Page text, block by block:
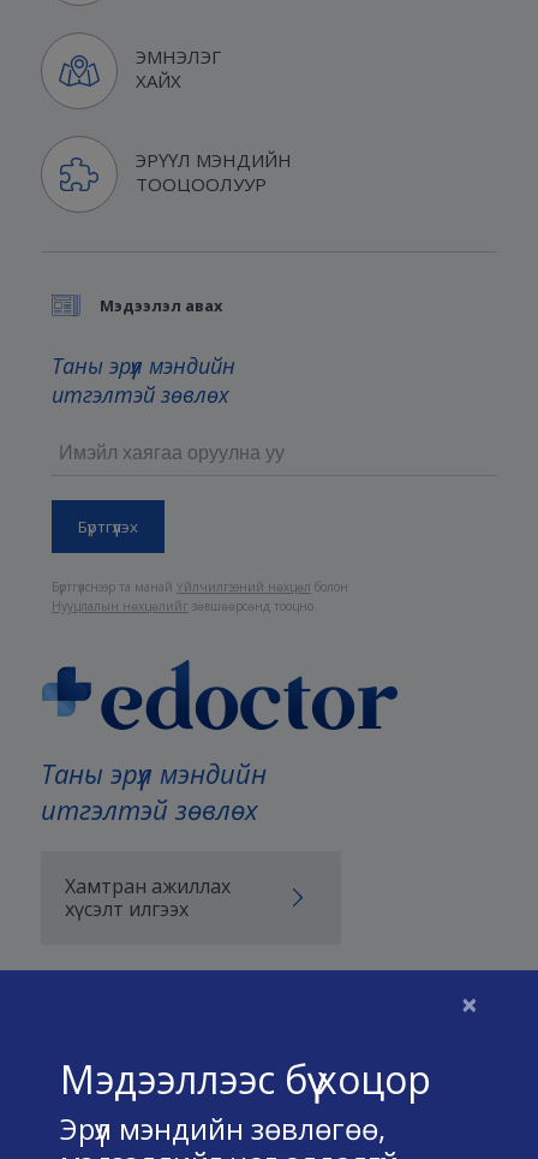
×
Мэдээллээс бүү хоцор
Эрүүл мэндийн зөвлөгөө,
ЭМНЭЛЭГ
ХАЙХ
ЭРҮҮЛ МЭНДИЙН
ТООЦООЛУУР
Таны эрүүл мэндийн
итгэлтэй зөвлөх
Хамтран ажиллах
хүсэлт илгээх
Үйлчилгээний нөхцөл
Мэдээлэл авах
Таны эрүүл мэндийн
итгэлтэй зөвлөх
Бүртгүүлснээр та манайҮйлчилгээний нөхцөл болон
Нууцлалын нөхцөлийг зөвшөөрсөнд тооцно.